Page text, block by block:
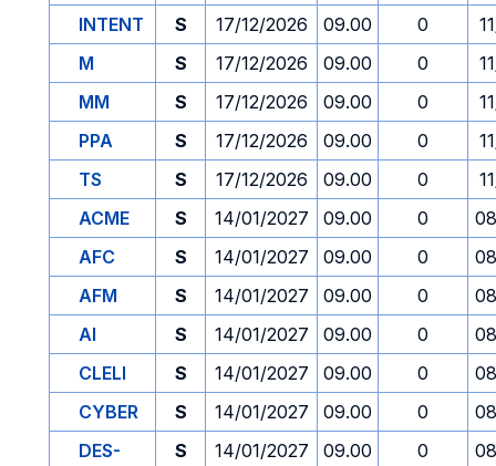
INTENT
S 17/12/2026 09.00 0
M
S 17/12/2026 09.00 0
MM
S 17/12/2026 09.00 0
PPA
S 17/12/2026 09.00 0
TS
S 17/12/2026 09.00 0
ACME
S 14/01/2027 09.00 0
AFC
S 14/01/2027 09.00 0
AFM
S 14/01/2027 09.00 0
AI
S 14/01/2027 09.00 0
CLELI
S 14/01/2027 09.00 0
CYBER
S 14/01/2027 09.00 0
DES-
S 14/01/2027 09.00 0